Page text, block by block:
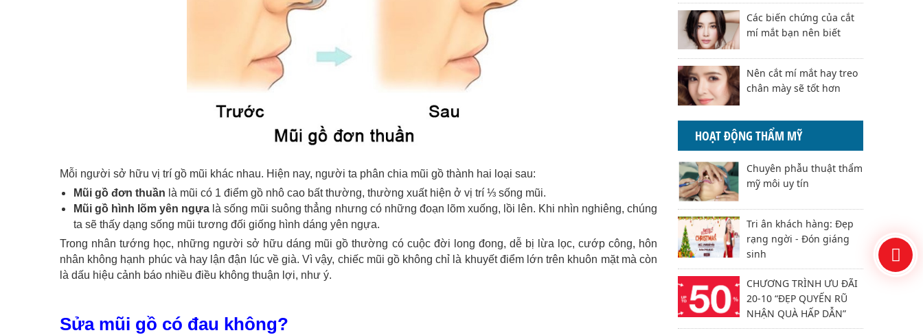
Mỗi người sở hữu vị trí gồ mũi khác nhau. Hiện nay, người ta phân chia mũi gồ thành hai loại sau:
Mũi gồ đơn thuần là mũi có 1 điểm gồ nhô cao bất thường, thường xuất hiện ở vị trí ⅓ sống mũi.
Mũi gồ hình lõm yên ngựa là sống mũi suông thẳng nhưng có những đoạn lõm xuống, lồi lên. Khi nhìn nghiêng, chúng
ta sẽ thấy dạng sống mũi tương đối giống hình dáng yên ngựa.
Trong nhân tướng học, những người sở hữu dáng mũi gồ thường có cuộc đời long đong, dễ bị lừa lọc, cướp công, hôn
nhân không hạnh phúc và hay lận đận lúc về già. Vì vậy, chiếc mũi gồ không chỉ là khuyết điểm lớn trên khuôn mặt mà còn
là dấu hiệu cảnh báo nhiều điều không thuận lợi, như ý.
Sửa mũi gồ có đau không?
Các biến chứng của cắt
mí mắt bạn nên biết
Nên cắt mí mắt hay treo
chân mày sẽ tốt hơn
HOẠT ĐỘNG THẨM MỸ
Chuyên phẫu thuật thẩm
mỹ môi uy tín
Tri ân khách hàng: Đẹp
rạng ngời - Đón giáng
sinh
CHƯƠNG TRÌNH ƯU ĐÃI
20-10 “ĐẸP QUYẾN RŨ
NHẬN QUÀ HẤP DẪN”